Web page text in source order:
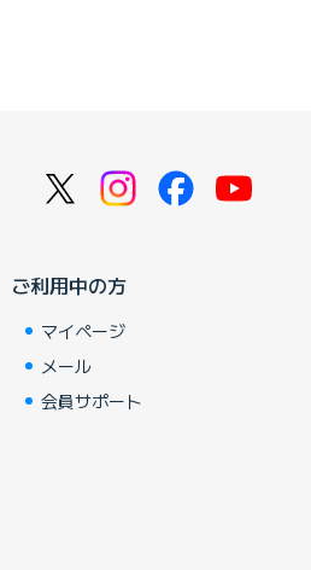
ご利用中の方
マイページ
メール
会員サポート